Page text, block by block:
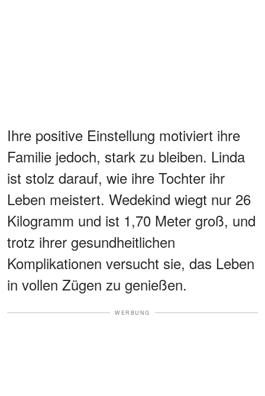
Ihre positive Einstellung motiviert ihre
Familie jedoch, stark zu bleiben. Linda
ist stolz darauf, wie ihre Tochter ihr
Leben meistert. Wedekind wiegt nur 26
Kilogramm und ist 1,70 Meter groß, und
trotz ihrer gesundheitlichen
Komplikationen versucht sie, das Leben
in vollen Zügen zu genießen.
WERBUNG